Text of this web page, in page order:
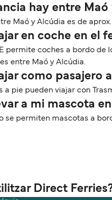
hay entre Maó
Maó y Alcúdia es de
en coche en el
permite coches a bordo
entre Maó y Alcúdia.
como pasajero
a pie pueden viajar con
a mi mascota
se permiten mascotas a
Direct